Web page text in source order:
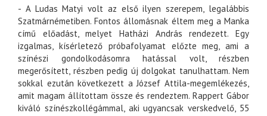
- A Ludas Matyi volt az első ilyen szerepem, legalábbis
Szatmárnémetiben. Fontos állomásnak éltem meg a Manka
című előadást, melyet Hatházi András rendezett. Egy
izgalmas, kísérletező próbafolyamat előzte meg, ami a
színészi gondolkodásomra hatással volt, részben
megerősített, részben pedig új dolgokat tanulhattam. Nem
sokkal ezután következett a József Attila-megemlékezés,
amit magam állítottam össze és rendeztem. Rappert Gábor
kiváló színészkollégámmal, aki ugyancsak verskedvelő, 55